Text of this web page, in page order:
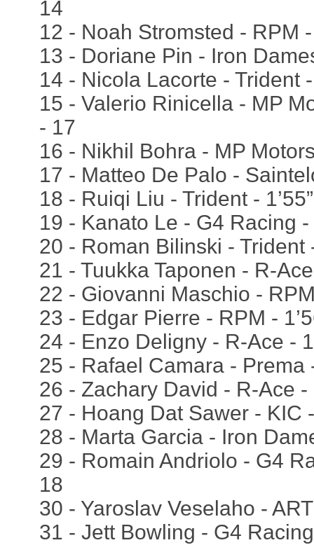
14
12 - Noah Stromsted - RPM -
13 - Doriane Pin - Iron
14 - Nicola Lacorte - Trident -
15 - Valerio Rinicella - MP
- 17
16 - Nikhil Bohra - MP
17 - Matteo De Palo -
18 - Ruiqi Liu - Trident -
19 - Kanato Le - G4 Racing -
20 - Roman Bilinski - Trident
21 - Tuukka Taponen - R-
22 - Giovanni Maschio -
23 - Edgar Pierre - RPM -
24 - Enzo Deligny - R-Ace -
25 - Rafael Camara - Prema
26 - Zachary David - R-Ace -
27 - Hoang Dat Sawer - KIC
28 - Marta Garcia - Iron
29 - Romain Andriolo - G4
18
30 - Yaroslav Veselaho -
31 - Jett Bowling - G4